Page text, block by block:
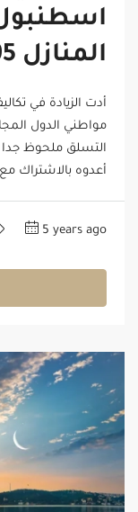
المنازل 95 في المئة
أدت الزيادة في
مواطني الدول
التسلق ملحوظ
أعدوه بالاشتراك
5 years ago